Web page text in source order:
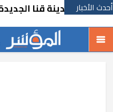
أحدث الأخبار
بمدينة قنا الجديدة